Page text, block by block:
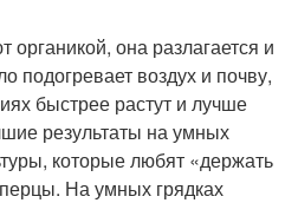
она разлагается и
подогревает воздух и почву,
быстрее растут и лучше
результаты на умных
которые любят «держать
На умных грядках